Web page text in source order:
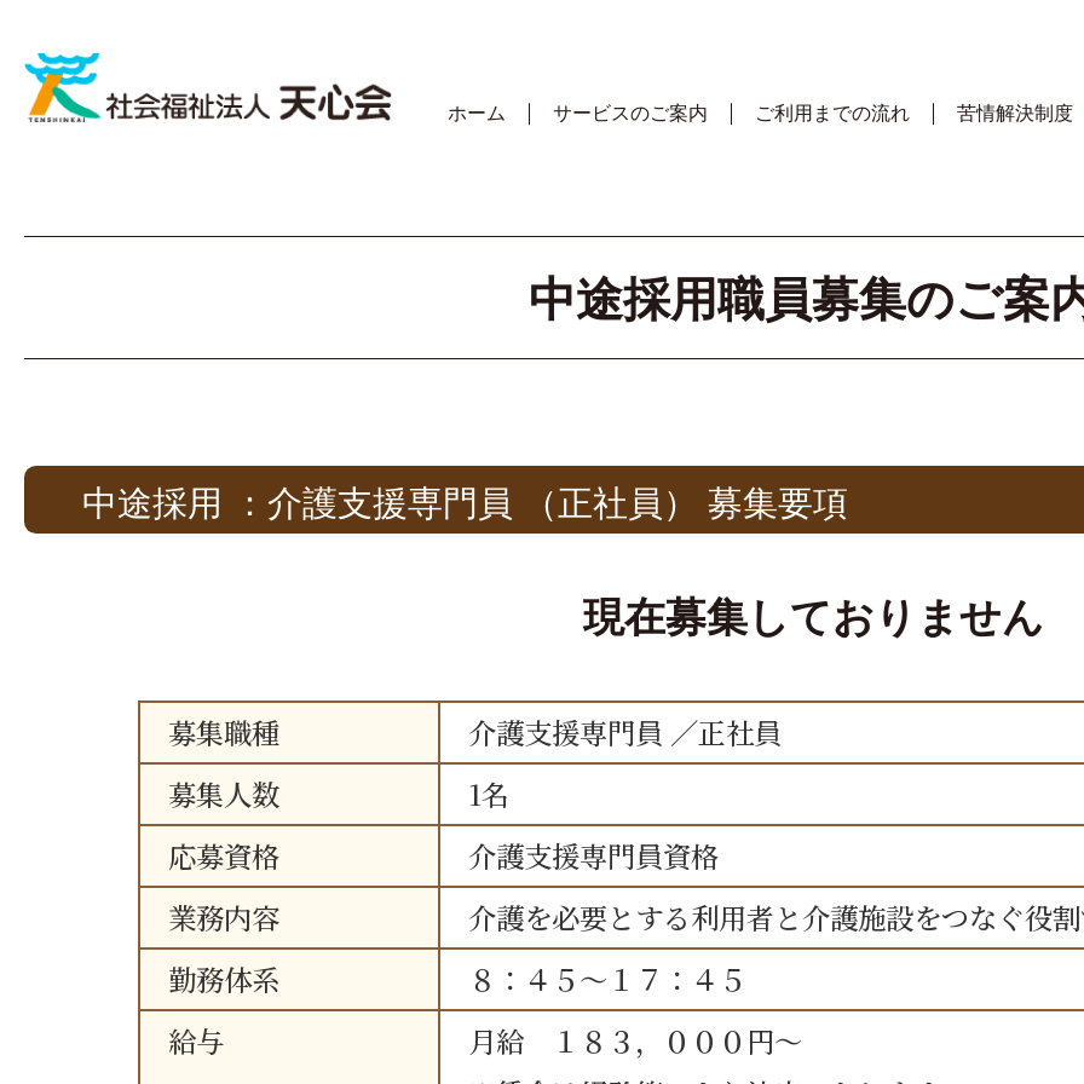
content
ホーム サービスのご案内 ご利用までの流れ 苦情解決制度
中途採用職員募集のご案
中途採用 ：介護支援専門員 （正社員） 募集要項
現在募集しておりません
募集職種
介護支援専門員 ／正社員
募集人数
1名
応募資格
介護支援専門員資格
業務内容
介護を必要とする利用者と介護施設をつなぐ役
勤務体系
８：４５～１７：４５
給与
月給 １８３，０００円～